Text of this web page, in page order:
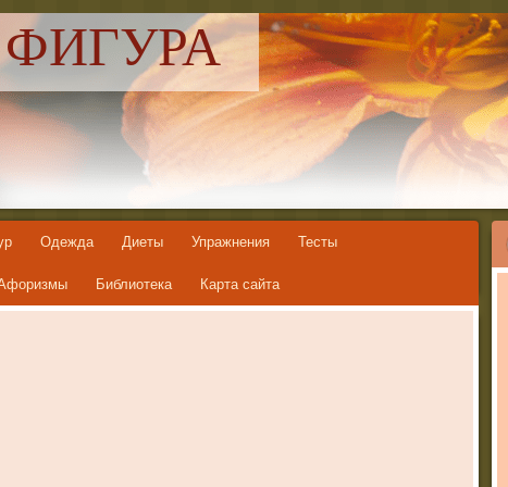
Одежда Диеты Упражнения Тесты
Библиотека Карта сайта